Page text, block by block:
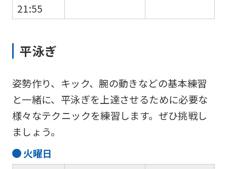
21:55
平泳ぎ
姿勢作り、キック、腕の動きなどの基本練習
と一緒に、平泳ぎを上達させるために必要な
様々なテクニックを練習します。ぜひ挑戦し
ましょう。
火曜日